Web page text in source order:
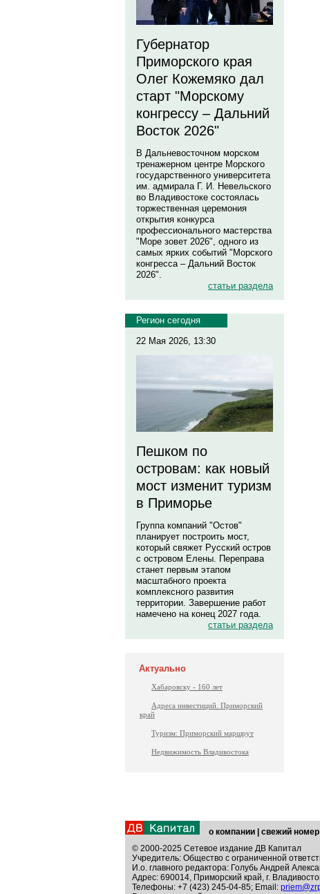
Губернатор
Приморского края
Олег Кожемяко дал
старт "Морскому
конгрессу – Дальний
Восток 2026"
В Дальневосточном морском
тренажерном центре Морского
государственного университета
им. адмирала Г. И. Невельского
во Владивостоке состоялась
торжественная церемония
открытия конкурса
профессионального мастерства
"Море зовет 2026", одного из
самых ярких событий "Морского
конгресса – Дальний Восток
2026".
статьи раздела
Регион сегодня
22 Мая 2026, 13:30
Пешком по
островам: как новый
мост изменит туризм
в Приморье
Группа компаний "Остов"
планирует построить мост,
который свяжет Русский остров
с островом Елены. Переправа
станет первым этапом
масштабного проекта
комплексного развития
территории. Завершение работ
намечено на конец 2027 года.
статьи раздела
Актуально
Хабаровску - 160 лет
Адреса инвестиций. Приморский
край
Туризм: Приморский маршрут
Недвижимость Владивостока
о компании свежий номер
© 2000-2025 Сетевое издание ДВ Капитал
Учредитель: Общество с ограниченной
И.о. главного редактора: Голубь Андрей
Адрес: 690014, Приморский край, г.
Телефоны: +7 (423) 245-04-85; Email: